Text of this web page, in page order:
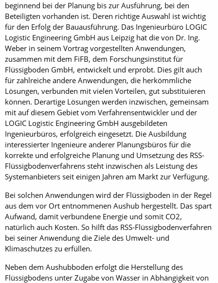
beginnend bei der Planung bis zur Ausführung, bei den
Beteiligten vorhanden ist. Deren richtige Auswahl ist wichtig
für den Erfolg der Bauausführung. Das Ingenieurbüro LOGIC
Logistic Engineering GmbH aus Leipzig hat die von Dr. Ing.
Weber in seinem Vortrag vorgestellten Anwendungen,
zusammen mit dem FiFB, dem Forschungsinstitut für
Flüssigboden GmbH, entwickelt und erprobt. Dies gilt auch
für zahlreiche andere Anwendungen, die herkömmliche
Lösungen, verbunden mit vielen Vorteilen, gut substituieren
können. Derartige Lösungen werden inzwischen, gemeinsam
mit auf diesem Gebiet vom Verfahrensentwickler und der
LOGIC Logistic Engineering GmbH ausgebildeten
Ingenieurbüros, erfolgreich eingesetzt. Die Ausbildung
interessierter Ingenieure anderer Planungsbüros für die
korrekte und erfolgreiche Planung und Umsetzung des RSS-
Flüssigbodenverfahrens steht inzwischen als Leistung des
Systemanbieters seit einigen Jahren am Markt zur Verfügung.
Bei solchen Anwendungen wird der Flüssigboden in der Regel
aus dem vor Ort entnommenen Aushub hergestellt. Das spart
Aufwand, damit verbundene Energie und somit CO2,
natürlich auch Kosten. So hilft das RSS-Flüssigbodenverfahren
bei seiner Anwendung die Ziele des Umwelt- und
Klimaschutzes zu erfüllen.
Neben dem Aushubboden erfolgt die Herstellung des
Flüssigbodens unter Zugabe von Wasser in Abhängigkeit von